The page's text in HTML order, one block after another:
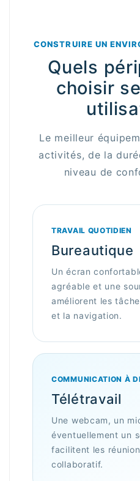
CONSTRUIRE UN
Quels
choisir
Le meilleur
activités, de la
niveau de
TRAVAIL QUOTIDIEN
Bureautique
Un écran
agréable et une
améliorent les
et la navigation.
COMMUNICATION À
Télétravail
Une webcam, un
éventuellement un
facilitent les
collaboratif.